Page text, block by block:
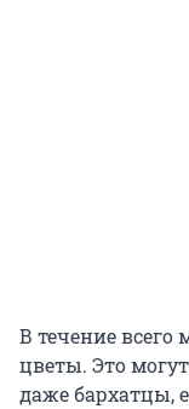
В течение всего
цветы. Это
даже бархатцы,